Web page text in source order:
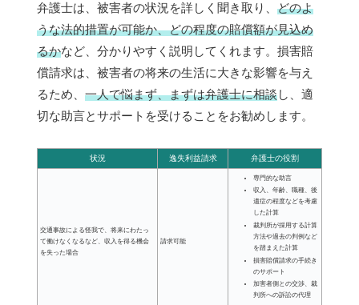
弁護士は、被害者の状況を詳しく聞き取り、 どのよ
うな法的措置が可能か、どの程度の賠償額が見込め
るかなど、分かりやすく説明してくれます。損害賠
償請求は、被害者の将来の生活に大きな影響を与え
るため、 一人で悩まず、まずは弁護士に相談し、適
切な助言とサポートを受けることをお勧めします。
状況 逸失利益請求 弁護士の役割
交通事故による怪我で、将来にわたっ
て働けなくなるなど、収入を得る機会
を失った場合
請求可能
専門的な助言
収入、年齢、職種、後
遺症の程度などを考慮
した計算
裁判所が採用する計算
方法や過去の判例など
を踏まえた計算
損害賠償請求の手続き
のサポート
加害者側との交渉、裁
判所への訴訟の代理